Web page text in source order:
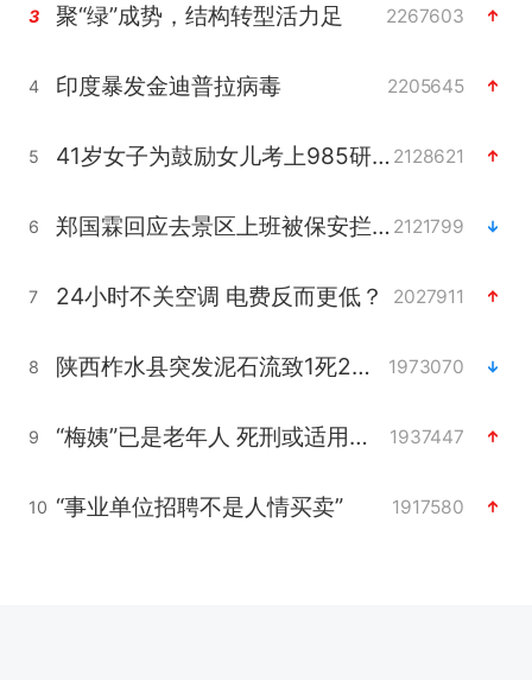
3 聚“绿”成势，结构转型活力足 2267603
4 印度暴发金迪普拉病毒 2205645
5 41岁女子为鼓励女儿考上985研究生 2128621
6 郑国霖回应去景区上班被保安拦下 2121799
7 24小时不关空调 电费反而更低？ 2027911
8 陕西柞水县突发泥石流致1死2失联 1973070
9 “梅姨”已是老年人 死刑或适用受限 1937447
10 “事业单位招聘不是人情买卖” 1917580